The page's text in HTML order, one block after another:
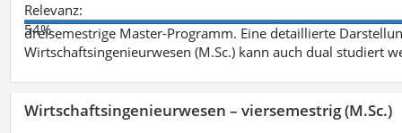
Relevanz:
54%
dreisemestrige Master-Programm. Eine detaillierte
Wirtschaftsingenieurwesen (M.Sc.) kann auch dual studiert
Wirtschaftsingenieurwesen – viersemestrig (M.Sc.)